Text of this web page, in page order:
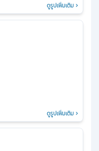
ดูรูปเพิ่มเติม
ดูรูปเพิ่มเติม